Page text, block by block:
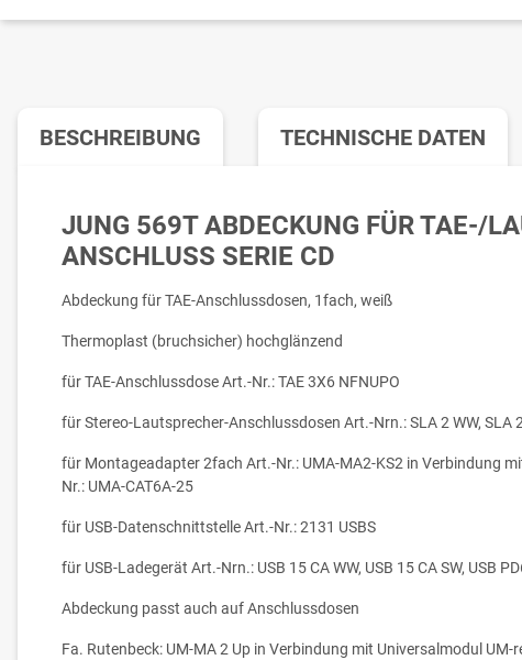
BESCHREIBUNG TECHNISCHE DATEN
JUNG 569T ABDECKUNG FÜR TAE-/
ANSCHLUSS SERIE CD
Abdeckung für TAE-Anschlussdosen, 1fach, weiß
Thermoplast (bruchsicher) hochglänzend
für TAE-Anschlussdose Art.-Nr.: TAE 3X6 NFNUPO
für Stereo-Lautsprecher-Anschlussdosen Art.-Nrn.: SLA 2 WW, SLA
für Montageadapter 2fach Art.-Nr.: UMA-MA2-KS2 in Verbindung
Nr.: UMA-CAT6A-25
für USB-Datenschnittstelle Art.-Nr.: 2131 USBS
für USB-Ladegerät Art.-Nrn.: USB 15 CA WW, USB 15 CA SW, USB
Abdeckung passt auch auf Anschlussdosen
Fa. Rutenbeck: UM-MA 2 Up in Verbindung mit Universalmodul UM-